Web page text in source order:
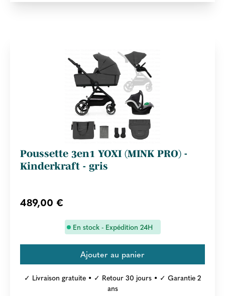
Poussette 3en1 YOXI (MINK PRO) -
Kinderkraft - gris
489,00 €
En stock - Expédition 24H
✓ Livraison gratuite • ✓ Retour 30 jours • ✓ Garantie 2
ans